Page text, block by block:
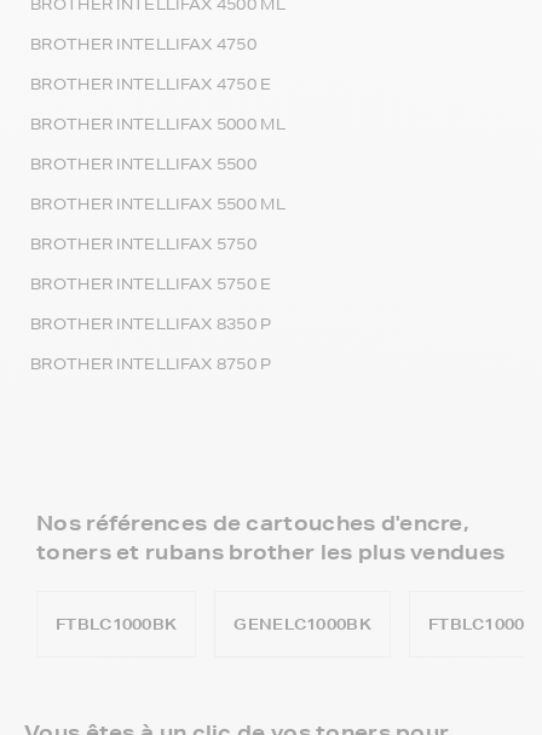
BROTHER INTELLIFAX 4500 ML
BROTHER INTELLIFAX 4750
BROTHER INTELLIFAX 4750 E
BROTHER INTELLIFAX 5000 ML
BROTHER INTELLIFAX 5500
BROTHER INTELLIFAX 5500 ML
BROTHER INTELLIFAX 5750
BROTHER INTELLIFAX 5750 E
BROTHER INTELLIFAX 8350 P
BROTHER INTELLIFAX 8750 P
Nos références de cartouches d'encre,
toners et rubans brother les plus vendues
FTBLC1000BK GENELC1000BK FTBLC1000C